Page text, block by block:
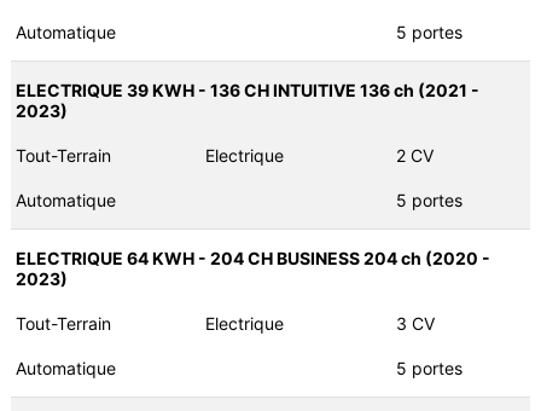
Automatique 5 portes
ELECTRIQUE 39 KWH - 136 CH INTUITIVE 136 ch (2021 -
2023)
Tout-Terrain Electrique 2 CV
Automatique 5 portes
ELECTRIQUE 64 KWH - 204 CH BUSINESS 204 ch (2020 -
2023)
Tout-Terrain Electrique 3 CV
Automatique 5 portes